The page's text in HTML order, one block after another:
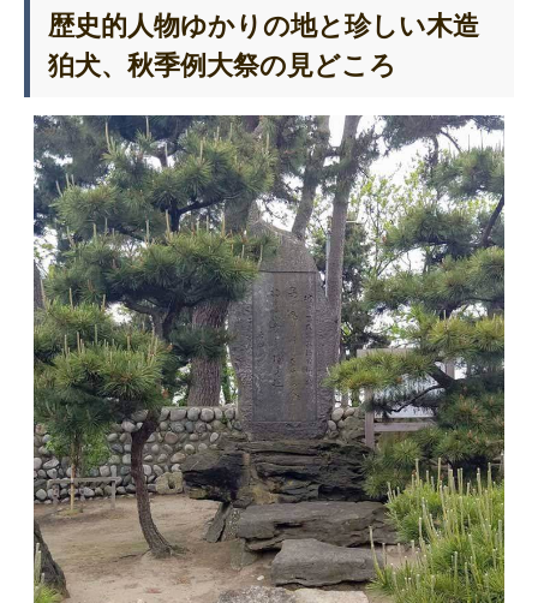
歴史的人物ゆかりの地と珍しい木造
狛犬、秋季例大祭の見どころ